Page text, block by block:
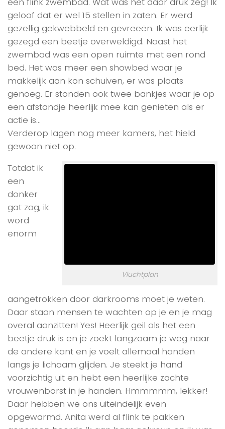
geloof dat er wel 15 stellen in zaten. Er werd
gezellig gekwebbeld en gevreeën. Ik was eerlijk
gezegd een beetje overweldigd. Naast het
zwembad was een open ruimte met een rond
bed. Het was meer een showbed waar je
makkelijk aan kon schuiven, er was plaats
genoeg. Er stonden ook twee bankjes waar je op
een afstandje heerlijk mee kan genieten als er
actie is…
Verderop lagen nog meer kamers, het hield
gewoon niet op.
Vluchtplan
Totdat ik
een
donker
gat zag, ik
word
enorm
aangetrokken door darkrooms moet je weten.
Daar staan mensen te wachten op je en je mag
overal aanzitten! Yes! Heerlijk geil als het een
beetje druk is en je zoekt langzaam je weg naar
de andere kant en je voelt allemaal handen
langs je lichaam glijden. Je steekt je hand
voorzichtig uit en hebt een heerlijke zachte
vrouwenborst in je handen. Hmmmmm, lekker!
Daar hebben we ons uiteindelijk even
opgewarmd. Anita werd al flink te pakken